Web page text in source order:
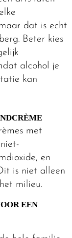
dat is echt
Beter kies
alcohol je
kan
met
en
is niet alleen
milieu.
EEN